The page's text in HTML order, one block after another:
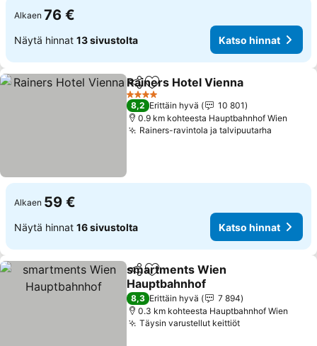
Alkaen 76 €
Näytä hinnat 13 sivustolta Katso hinnat
Jaa Lisää suosikkeihin
Rainers Hotel Vienna
4 Tähtiluokitus
8,2 Erittäin hyvä
10 801
0.9 km kohteesta Hauptbahnhof Wien
Rainers-ravintola ja talvipuutarha
Alkaen 59 €
Näytä hinnat 16 sivustolta Katso hinnat
Jaa Lisää suosikkeihin
smartments Wien
Hauptbahnhof
Katso hinnat
8,3 Erittäin hyvä
7 894
0.3 km kohteesta Hauptbahnhof Wien
Täysin varustellut keittiötKatso hinnat